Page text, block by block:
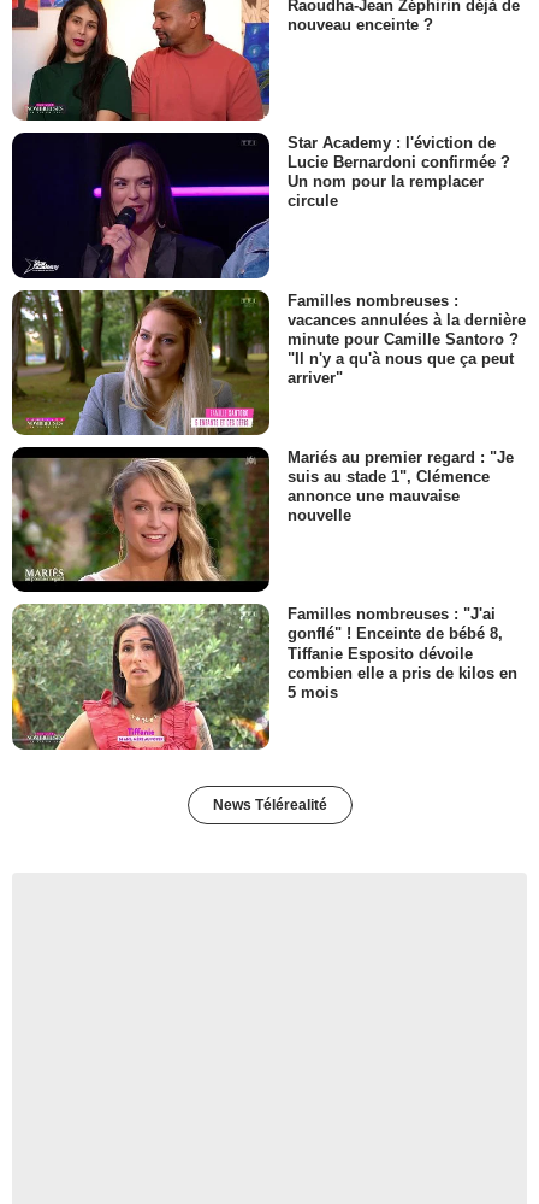
Raoudha-Jean Zéphirin déjà de
nouveau enceinte ?
Star Academy : l'éviction de
Lucie Bernardoni confirmée ?
Un nom pour la remplacer
circule
Familles nombreuses :
vacances annulées à la dernière
minute pour Camille Santoro ?
"Il n'y a qu'à nous que ça peut
arriver"
Mariés au premier regard : "Je
suis au stade 1", Clémence
annonce une mauvaise
nouvelle
Familles nombreuses : "J'ai
gonflé" ! Enceinte de bébé 8,
Tiffanie Esposito dévoile
combien elle a pris de kilos en
5 mois
News Télérealité